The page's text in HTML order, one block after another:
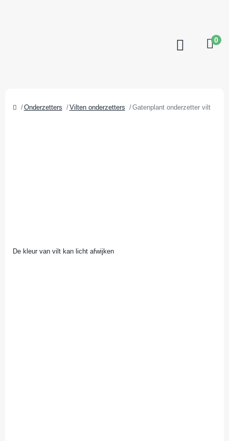
0
Onderzetters Vilten onderzetters Gatenplant onderzetter vilt
De kleur van vilt kan licht afwijken